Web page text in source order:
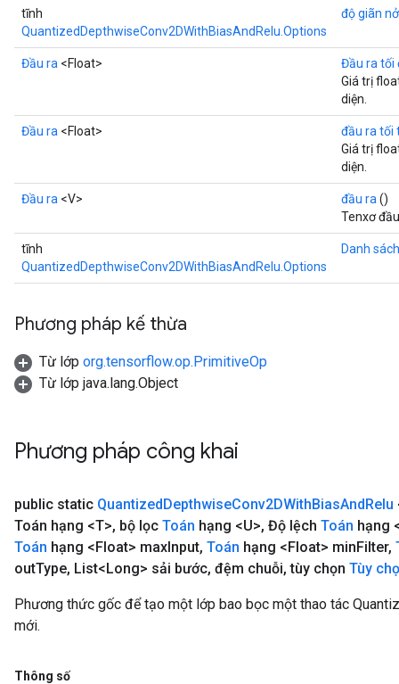
tĩnh
QuantizedDepthwiseConv2DWithBiasAndRelu.Options
độ giãn nở
Đầu ra <Float>
Đầu ra tối
Giá trị
diện.
Đầu ra <Float>
đầu ra tối
Giá trị
diện.
Đầu ra <V> đầu ra ()
Tenxơ
tĩnh
QuantizedDepthwiseConv2DWithBiasAndRelu.Options
Danh
Phương pháp kế thừa
Từ lớp org.tensorflow.op.PrimitiveOp
Từ lớp java.lang.Object
Phương pháp công khai
public static QuantizedDepthwiseConv2DWithBiasAndRelu
Toán hạng <T>, bộ lọc Toán hạng <U>, Độ lệch Toán hạng
Toán hạng <Float> maxInput, Toán hạng <Float> minFilter,
outType, List<Long> sải bước, đệm chuỗi, tùy chọn Tùy
Phương thức gốc để tạo một lớp bao bọc một thao tác
mới.
Thông số